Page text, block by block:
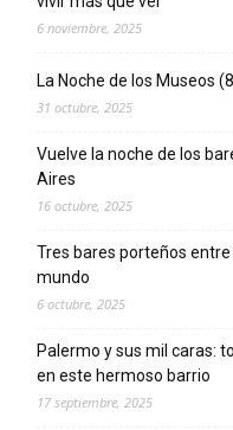
6 noviembre, 2025
La Noche de los Museos
31 octubre, 2025
Vuelve la noche de los
Aires
16 octubre, 2025
Tres bares porteños entre
mundo
6 octubre, 2025
Palermo y sus mil caras:
en este hermoso barrio
17 septiembre, 2025